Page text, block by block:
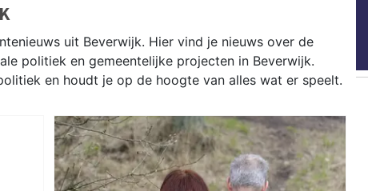
uit Beverwijk. Hier vind je nieuws over de
politiek en gemeentelijke projecten in Beverwijk.
en houdt je op de hoogte van alles wat er speelt.
en woningbouwprojecten in Broekpolder tot
in Beverwijk. Hier vind je het complete overzicht